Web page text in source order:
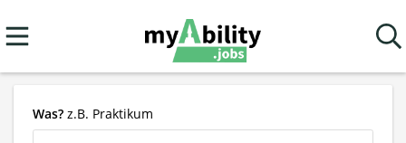
Was? z.B. Praktikum